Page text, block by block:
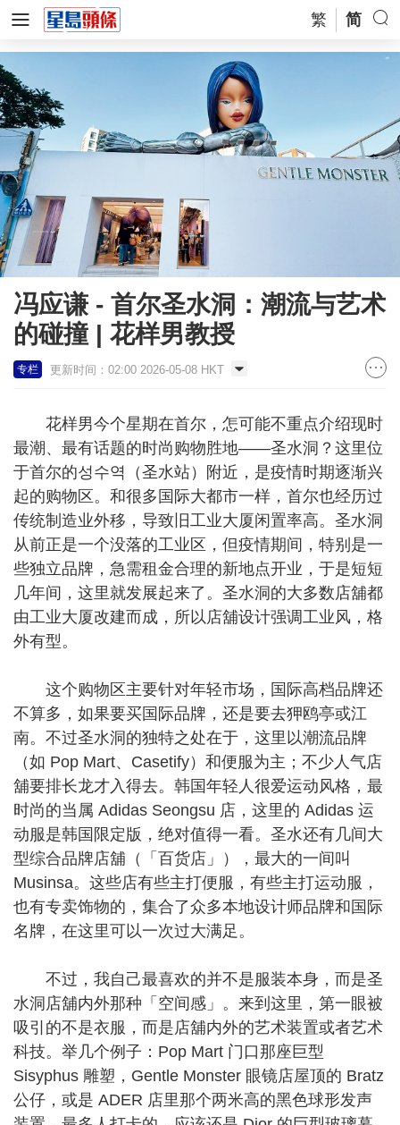
繁 简
冯应谦 - 首尔圣水洞：潮流与艺术
的碰撞 | 花样男教授
专栏 更新时间：02:00 2026-05-08 HKT
花样男今个星期在首尔，怎可能不重点介绍现时
最潮、最有话题的时尚购物胜地——圣水洞？这里位
于首尔的성수역（圣水站）附近，是疫情时期逐渐兴
起的购物区。和很多国际大都市一样，首尔也经历过
传统制造业外移，导致旧工业大厦闲置率高。圣水洞
从前正是一个没落的工业区，但疫情期间，特别是一
些独立品牌，急需租金合理的新地点开业，于是短短
几年间，这里就发展起来了。圣水洞的大多数店舖都
由工业大厦改建而成，所以店舖设计强调工业风，格
外有型。
这个购物区主要针对年轻市场，国际高档品牌还
不算多，如果要买国际品牌，还是要去狎鸥亭或江
南。不过圣水洞的独特之处在于，这里以潮流品牌
（如 Pop Mart、Casetify）和便服为主；不少人气店
舖要排长龙才入得去。韩国年轻人很爱运动风格，最
时尚的当属 Adidas Seongsu 店，这里的 Adidas 运
动服是韩国限定版，绝对值得一看。圣水还有几间大
型综合品牌店舖（「百货店」），最大的一间叫
Musinsa。这些店有些主打便服，有些主打运动服，
也有专卖饰物的，集合了众多本地设计师品牌和国际
名牌，在这里可以一次过大满足。
不过，我自己最喜欢的并不是服装本身，而是圣
水洞店舖内外那种「空间感」。来到这里，第一眼被
吸引的不是衣服，而是店舖内外的艺术装置或者艺术
科技。举几个例子：Pop Mart 门口那座巨型
Sisyphus 雕塑，Gentle Monster 眼镜店屋顶的 Bratz
公仔，或是 ADER 店里那个两米高的黑色球形发声